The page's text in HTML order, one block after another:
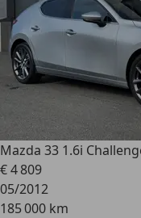
Mazda 33 1.6i
€ 4 809
05/2012
185 000 km